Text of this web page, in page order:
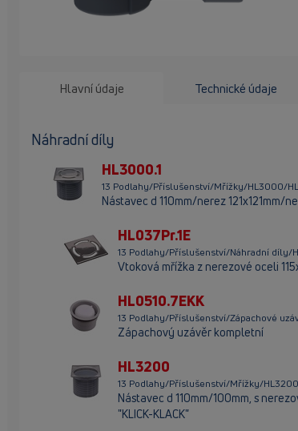
Hlavní údaje Technické údaje
Náhradní díly
HL3000.1
13 Podlahy/Příslušenství/Mřížky/HL3000/
Nástavec d 110mm/nerez 121x121mm/
HL037Pr.1E
13 Podlahy/Příslušenství/Náhradní díly/
Vtoková mřížka z nerezové oceli
HL0510.7EKK
13 Podlahy/Příslušenství/Zápachové
Zápachový uzávěr kompletní
HL3200
13 Podlahy/Příslušenství/Mřížky/
Nástavec d 110mm/100mm, s
"KLICK-KLACK"